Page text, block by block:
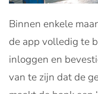
Binnen enkele
de app volledig te
inloggen en
van te zijn dat de